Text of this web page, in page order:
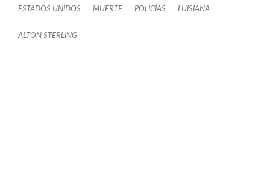
ESTADOS UNIDOS MUERTE POLICÍAS LUISIANA
ALTON STERLING